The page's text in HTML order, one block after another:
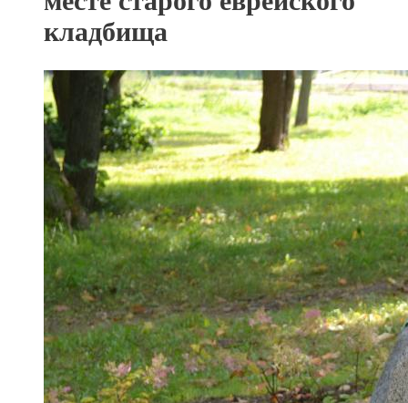
кладбища